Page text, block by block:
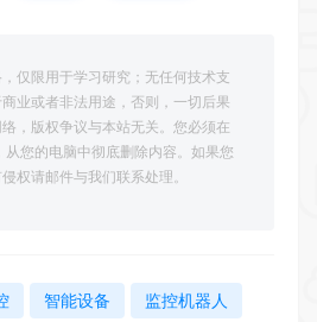
仅限用于学习研究；无任何技术支
业或者非法用途，否则，一切后果
，版权争议与本站无关。您必须在
您的电脑中彻底删除内容。如果您
权请邮件与我们联系处理。
智能设备 监控机器人